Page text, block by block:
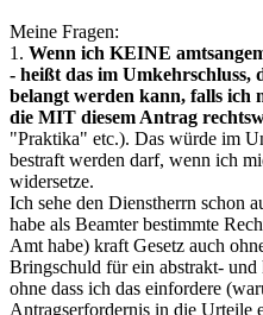
Meine Fragen:
1. Wenn ich KEINE
- heißt das im Umkehrschluss,
belangt werden kann, falls ich
die MIT diesem Antrag
"Praktika" etc.). Das würde im
bestraft werden darf, wenn ich
widersetze.
Ich sehe den Dienstherrn schon
habe als Beamter bestimmte
Amt habe) kraft Gesetz auch
Bringschuld für ein abstrakt-
ohne dass ich das einfordere
Antragserfordernis in die Urteile